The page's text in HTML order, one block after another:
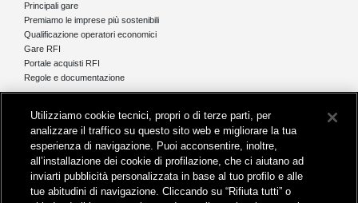
Principali gare
Premiamo le imprese più sostenibili
Qualificazione operatori economici
Gare RFI
Portale acquisti RFI
Regole e documentazione
Comunicati stampa e news
Novità on line
Infomobilità
Feed - RSS
Utilizziamo cookie tecnici, propri o di terze parti, per
analizzare il traffico su questo sito web e migliorare la tua
esperienza di navigazione. Puoi acconsentire, inoltre,
all’installazione dei cookie di profilazione, che ci aiutano ad
inviarti pubblicità personalizzata in base al tuo profilo e alle
tue abitudini di navigazione. Cliccando su “Rifiuta tutti” o